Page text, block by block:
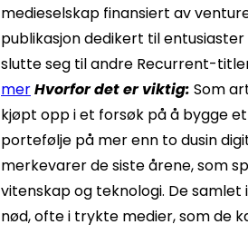
medieselskap finansiert av
publikasjon dedikert til
slutte seg til andre Recurrent-
merHvorfor det er viktig: Som
kjøpt opp i et forsøk på å bygge
portefølje på mer enn to dusin
merkevarer de siste årene, som
vitenskap og teknologi. De
nød, ofte i trykte medier, som de